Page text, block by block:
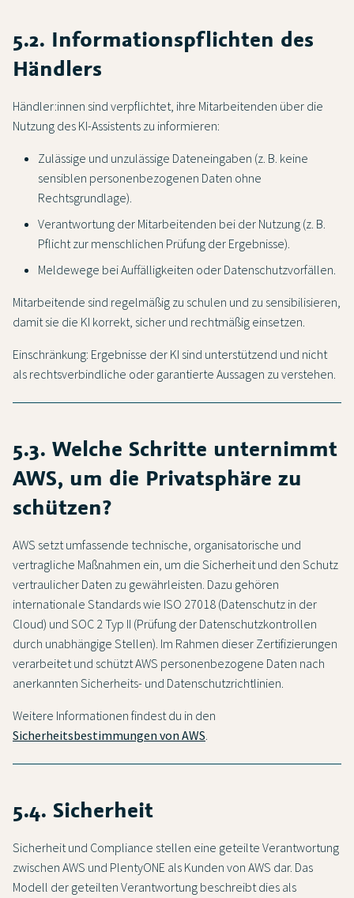
5.2. Informationspflichten des
Händlers
Händler:innen sind verpflichtet, ihre Mitarbeitenden über die
Nutzung des KI-Assistents zu informieren:
Zulässige und unzulässige Dateneingaben (z. B. keine
sensiblen personenbezogenen Daten ohne
Rechtsgrundlage).
Verantwortung der Mitarbeitenden bei der Nutzung (z. B.
Pflicht zur menschlichen Prüfung der Ergebnisse).
Meldewege bei Auffälligkeiten oder Datenschutzvorfällen.
Mitarbeitende sind regelmäßig zu schulen und zu sensibilisieren,
damit sie die KI korrekt, sicher und rechtmäßig einsetzen.
Einschränkung: Ergebnisse der KI sind unterstützend und nicht
als rechtsverbindliche oder garantierte Aussagen zu verstehen.
5.3. Welche Schritte unternimmt
AWS, um die Privatsphäre zu
schützen?
AWS setzt umfassende technische, organisatorische und
vertragliche Maßnahmen ein, um die Sicherheit und den Schutz
vertraulicher Daten zu gewährleisten. Dazu gehören
internationale Standards wie ISO 27018 (Datenschutz in der
Cloud) und SOC 2 Typ II (Prüfung der Datenschutzkontrollen
durch unabhängige Stellen). Im Rahmen dieser Zertifizierungen
verarbeitet und schützt AWS personenbezogene Daten nach
anerkannten Sicherheits- und Datenschutzrichtlinien.
Weitere Informationen findest du in den
Sicherheitsbestimmungen von AWS.
5.4. Sicherheit
Sicherheit und Compliance stellen eine geteilte Verantwortung
zwischen AWS und PlentyONE als Kunden von AWS dar. Das
Modell der geteilten Verantwortung beschreibt dies als